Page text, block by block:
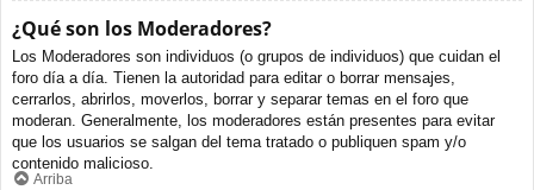
¿Qué son los Moderadores?
Los Moderadores son individuos (o grupos de individuos) que cuidan el
foro día a día. Tienen la autoridad para editar o borrar mensajes,
cerrarlos, abrirlos, moverlos, borrar y separar temas en el foro que
moderan. Generalmente, los moderadores están presentes para evitar
que los usuarios se salgan del tema tratado o publiquen spam y/o
contenido malicioso.
Arriba